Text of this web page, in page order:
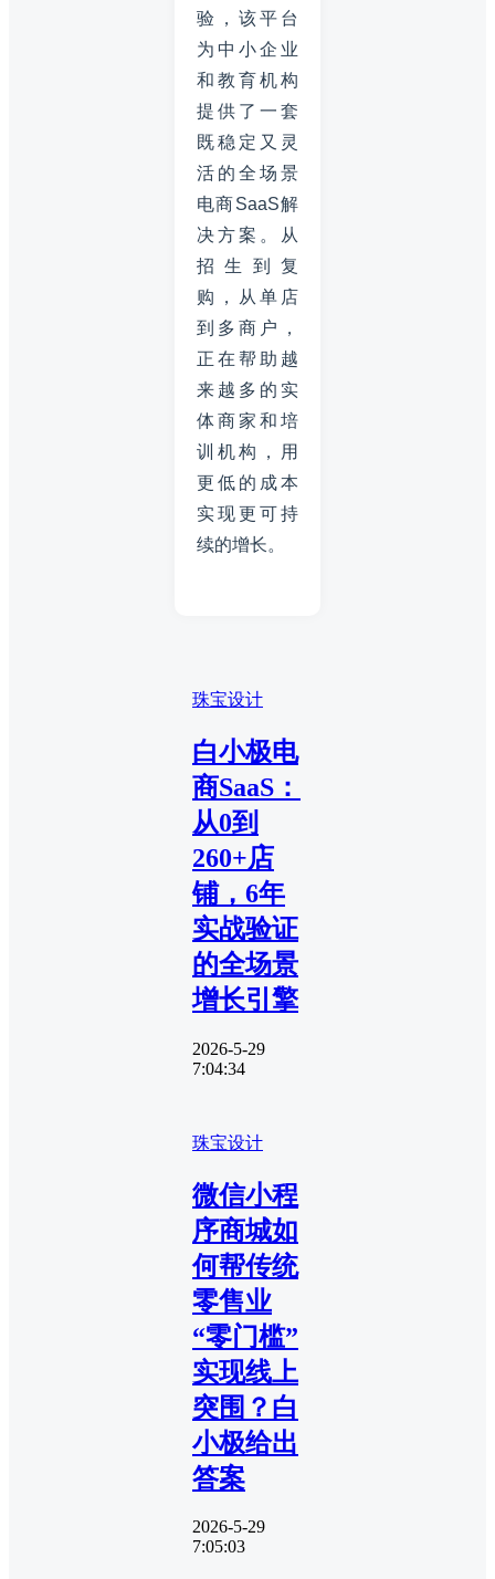
验，该平台
为中小企业
和教育机构
提供了一套
既稳定又灵
活的全场景
电商SaaS解
决方案。从
招生到复
购，从单店
到多商户，
正在帮助越
来越多的实
体商家和培
训机构，用
更低的成本
实现更可持
续的增长。
珠宝设计
白小极电
商SaaS：
从0到
260+店
铺，6年
实战验证
的全场景
增长引擎
2026-5-29
7:04:34
珠宝设计
微信小程
序商城如
何帮传统
零售业
“零门槛”
实现线上
突围？白
小极给出
答案
2026-5-29
7:05:03